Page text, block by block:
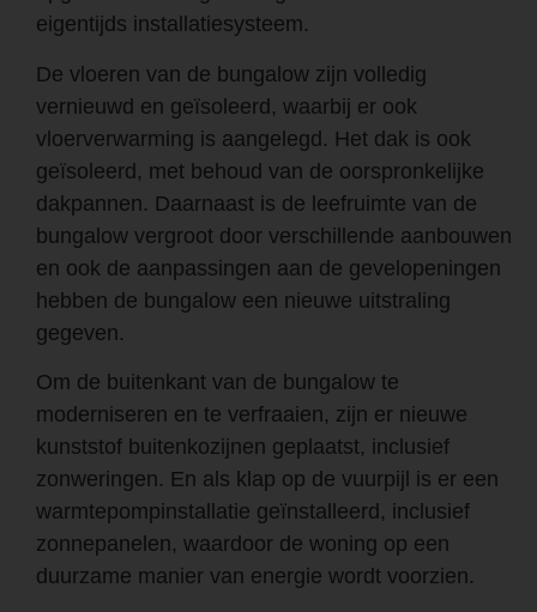
eigentijds installatiesysteem.
De vloeren van de bungalow zijn volledig
vernieuwd en geïsoleerd, waarbij er ook
vloerverwarming is aangelegd. Het dak is ook
geïsoleerd, met behoud van de oorspronkelijke
dakpannen. Daarnaast is de leefruimte van de
bungalow vergroot door verschillende aanbouwen
en ook de aanpassingen aan de gevelopeningen
hebben de bungalow een nieuwe uitstraling
gegeven.
Om de buitenkant van de bungalow te
moderniseren en te verfraaien, zijn er nieuwe
kunststof buitenkozijnen geplaatst, inclusief
zonweringen. En als klap op de vuurpijl is er een
warmtepompinstallatie geïnstalleerd, inclusief
zonnepanelen, waardoor de woning op een
duurzame manier van energie wordt voorzien.